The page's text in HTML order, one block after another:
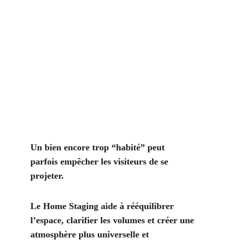
Un bien encore trop “habité” peut
parfois empêcher les visiteurs de se
projeter.
Le Home Staging aide à rééquilibrer
l’espace, clarifier les volumes et créer une
atmosphère plus universelle et